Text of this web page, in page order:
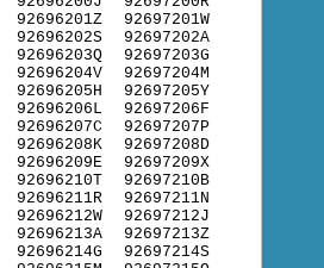
92696201Z
92696202S
92696203Q
92696204V
92696205H
92696206L
92696207C
92696208K
92696209E
92696210T
92696211R
92696212W
92696213A
92696214G
92697201W
92697202A
92697203G
92697204M
92697205Y
92697206F
92697207P
92697208D
92697209X
92697210B
92697211N
92697212J
92697213Z
92697214S